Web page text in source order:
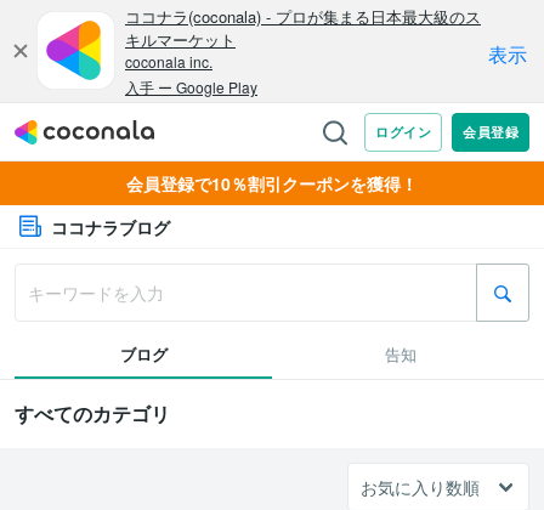
会員登録で10％割引クーポンを獲得！
ココナラブログ
ブログ 告知
すべてのカテゴリ